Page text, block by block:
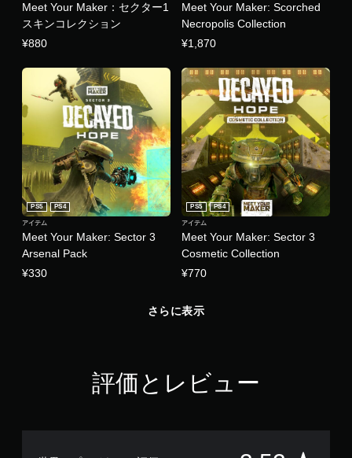
Meet Your Maker：セクター1
スキンコレクション
¥880
Meet Your Maker: Scorched
Necropolis Collection
¥1,870
Meet Your Maker: Sector 3
Arsenal Pack
PS5 PS4
アイテム
¥330
Meet Your Maker: Sector 3
Cosmetic Collection
PS5 PS4
アイテム
¥770
さらに表示
評価とレビュー